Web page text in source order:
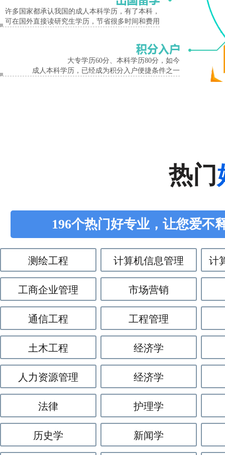
许多国家都承认我国的成人本科学历，有了本科，
可在国外直接读研究生学历，节省很多时间和费用
大专学历60分、本科学历80分，如今
成人本科学历，已经成为积分入户便捷条件之一
热门
196个热门好专业，让您爱不
测绘工程 计算机信息管理 计
工商企业管理 市场营销
通信工程 工程管理
土木工程 经济学
人力资源管理 经济学
法律 护理学
历史学 新闻学